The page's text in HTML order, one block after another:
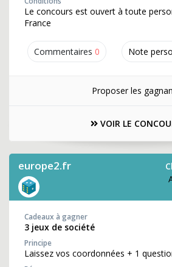
Commentaires 0 Note perso
Le concours est ouvert à toute
France
Proposer les
VOIR LE
europe2.fr
Cadeaux à gagner
3 jeux de société
Principe
Laissez vos coordonnées + 1